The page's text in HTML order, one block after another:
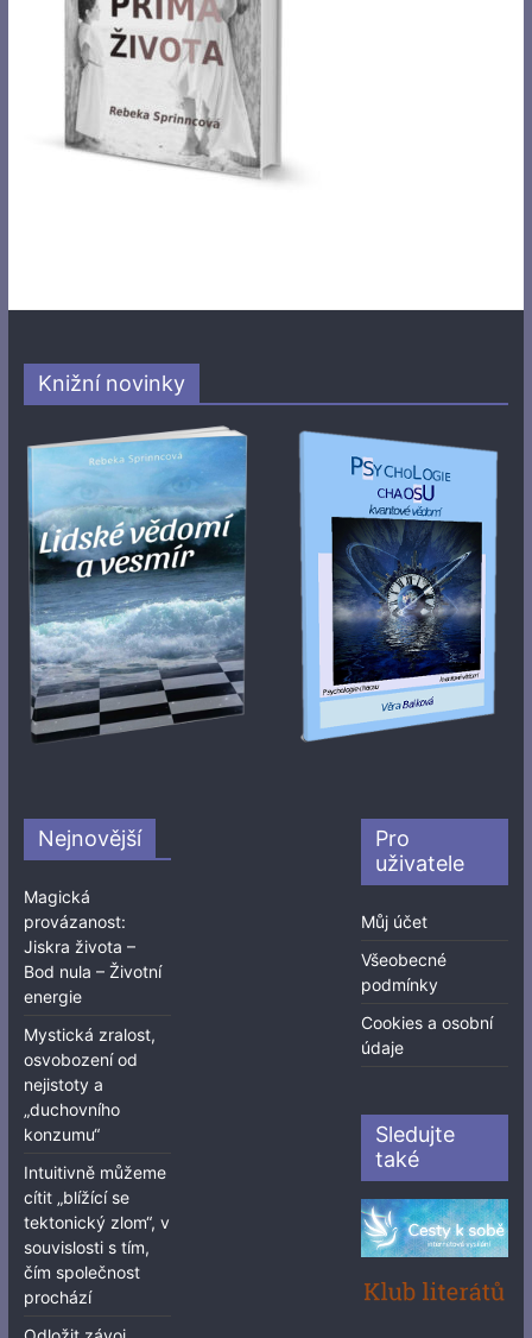
Knižní novinky
Nejnovější
Magická
provázanost:
Jiskra života –
Bod nula – Životní
energie
Mystická zralost,
osvobození od
nejistoty a
„duchovního
konzumu“
Intuitivně můžeme
cítit „blížící se
tektonický zlom“, v
souvislosti s tím,
čím společnost
prochází
Pro
uživatele
Můj účet
Všeobecné
podmínky
Cookies a osobní
údaje
Sledujte
také